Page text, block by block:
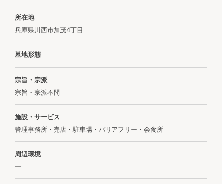
所在地
兵庫県川西市加茂4丁目
墓地形態
宗旨・宗派
宗旨・宗派不問
施設・サービス
管理事務所・売店・駐車場・バリアフリー・会食所
周辺環境
―